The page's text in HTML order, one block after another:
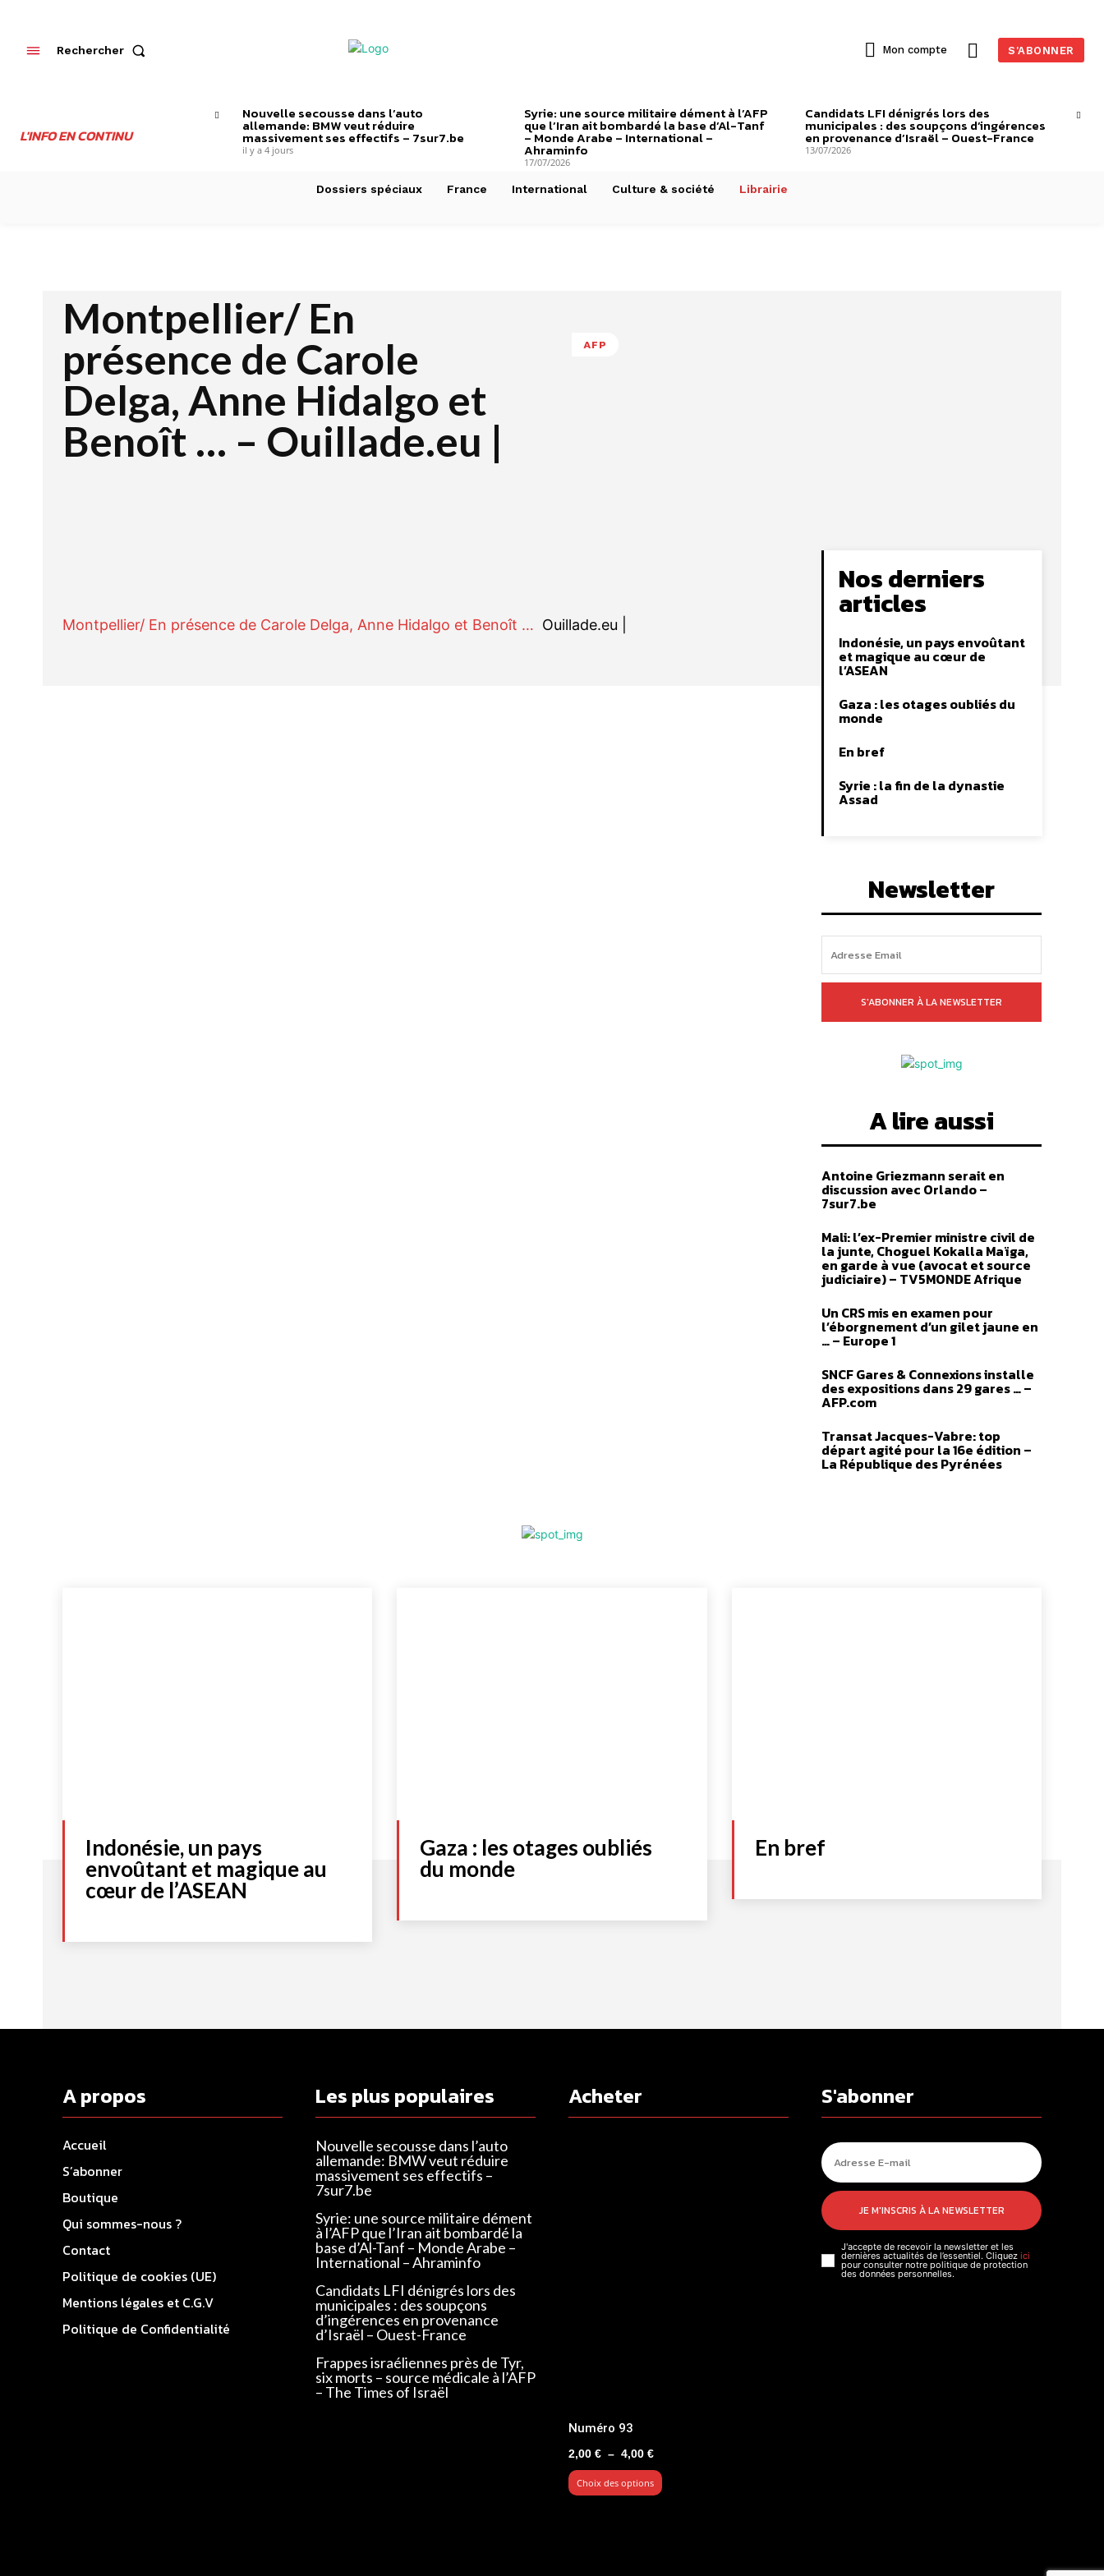
Rechercher Mon compte S'ABONNER
L'INFO EN CONTINU
Nouvelle secousse dans l’auto
allemande: BMW veut réduire
massivement ses effectifs – 7sur7.be
il y a 4 jours
Syrie: une source militaire dément à l’AFP
que l’Iran ait bombardé la base d’Al-Tanf
– Monde Arabe – International –
Ahraminfo
17/07/2026
Candidats LFI dénigrés lors des
municipales : des soupçons d’ingérences
en provenance d’Israël – Ouest-France
13/07/2026
Dossiers spéciaux France International Culture & société Librairie
Montpellier/ En
présence de Carole
Delga, Anne Hidalgo et
Benoît … – Ouillade.eu |
AFP
Montpellier/ En présence de Carole Delga, Anne Hidalgo et Benoît … Ouillade.eu |
Nos derniers
articles
Indonésie, un pays envoûtant
et magique au cœur de
l’ASEAN
Gaza : les otages oubliés du
monde
En bref
Syrie : la fin de la dynastie
Assad
Newsletter
S'ABONNER À LA NEWSLETTER
A lire aussi
Antoine Griezmann serait en
discussion avec Orlando –
7sur7.be
Mali: l’ex-Premier ministre civil de
la junte, Choguel Kokalla Maïga,
en garde à vue (avocat et source
judiciaire) – TV5MONDE Afrique
Un CRS mis en examen pour
l’éborgnement d’un gilet jaune en
… – Europe 1
SNCF Gares & Connexions installe
des expositions dans 29 gares … –
AFP.com
Transat Jacques-Vabre: top
départ agité pour la 16e édition –
La République des Pyrénées
Indonésie, un pays
envoûtant et magique au
cœur de l’ASEAN
Gaza : les otages oubliés
du monde
En bref
A propos
Accueil
S’abonner
Boutique
Qui sommes-nous ?
Contact
Politique de cookies (UE)
Mentions légales et C.G.V
Politique de Confidentialité
Les plus populaires
Nouvelle secousse dans l’auto
allemande: BMW veut réduire
massivement ses effectifs –
7sur7.be
Syrie: une source militaire dément
à l’AFP que l’Iran ait bombardé la
base d’Al-Tanf – Monde Arabe –
International – Ahraminfo
Candidats LFI dénigrés lors des
municipales : des soupçons
d’ingérences en provenance
d’Israël – Ouest-France
Frappes israéliennes près de Tyr,
six morts – source médicale à l’AFP
– The Times of Israël
Acheter
Numéro 93
2,00 € – 4,00 €Plage
de
prix :
Choix des options
S'abonner
JE M'INSCRIS À LA NEWSLETTER
J'accepte de recevoir la newsletter et les
dernières actualités de l’essentiel. Cliquez ici
pour consulter notre politique de protection
des données personnelles.